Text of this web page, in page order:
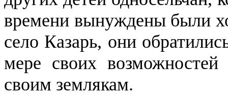
времени вынуждены были
село Казарь, они
мере своих
своим землякам.